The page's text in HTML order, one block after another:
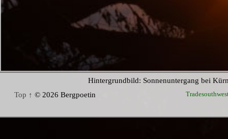
Hintergrundbild: Sonnenuntergang bei
Top ↑ © 2026 Bergpoetin